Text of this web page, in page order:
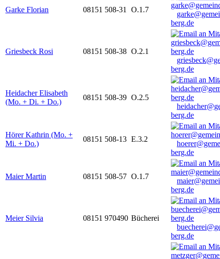
Garke Florian 08151 508-31 O.1.7
berg.de
Griesbeck Rosi 08151 508-38 O.2.1
berg.de
Heidacher Elisabeth
(Mo. + Di. + Do.)
08151 508-39 O.2.5
berg.de
Hörer Kathrin (Mo. +
Mi. + Do.)
08151 508-13 E.3.2
berg.de
Maier Martin 08151 508-57 O.1.7
berg.de
Meier Silvia 08151 970490 Bücherei
berg.de